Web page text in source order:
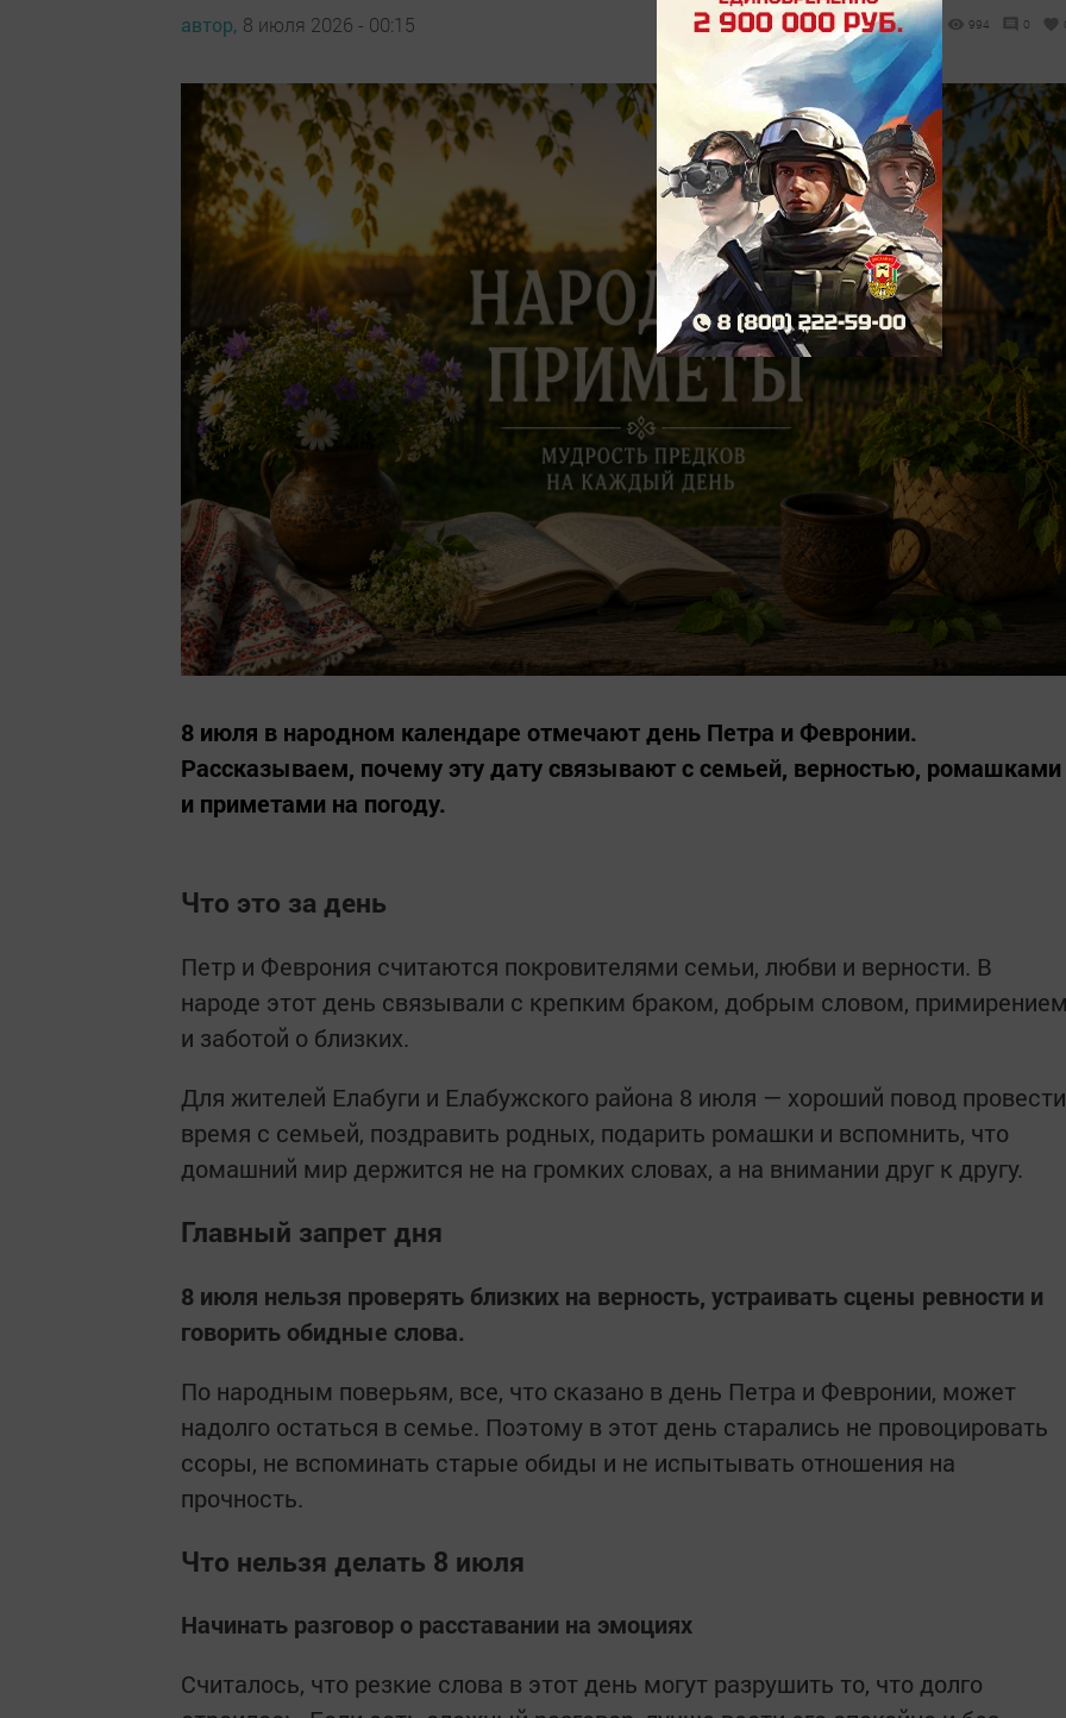
автор, 8 июля 2026 - 00:15 994 0
8 июля в народном календаре отмечают день Петра и Февронии.
Рассказываем, почему эту дату связывают с семьей, верностью, ромашками
и приметами на погоду.
Что это за день
Петр и Феврония считаются покровителями семьи, любви и верности. В
народе этот день связывали с крепким браком, добрым словом,
и заботой о близких.
Для жителей Елабуги и Елабужского района 8 июля — хороший повод провести
время с семьей, поздравить родных, подарить ромашки и вспомнить, что
домашний мир держится не на громких словах, а на внимании друг к другу.
Главный запрет дня
8 июля нельзя проверять близких на верность, устраивать сцены ревности и
говорить обидные слова.
По народным поверьям, все, что сказано в день Петра и Февронии, может
надолго остаться в семье. Поэтому в этот день старались не провоцировать
ссоры, не вспоминать старые обиды и не испытывать отношения на
прочность.
Что нельзя делать 8 июля
Начинать разговор о расставании на эмоциях
Считалось, что резкие слова в этот день могут разрушить то, что долго